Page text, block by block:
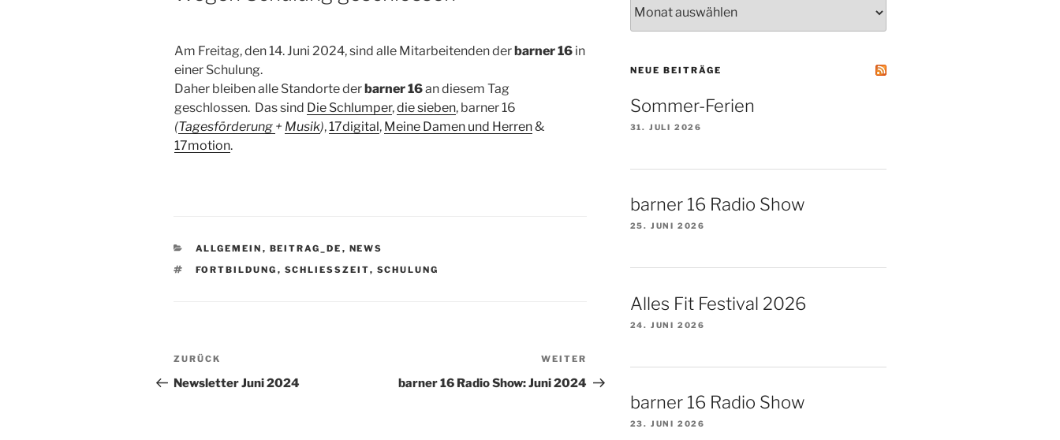
Am Freitag, den 14. Juni 2024, sind alle Mitarbeitenden der barner 16 in
einer Schulung.
Daher bleiben alle Standorte der barner 16an diesem Tag
geschlossen. Das sind Die Schlumper,die sieben, barner 16
(Tagesförderung + Musik),17digital, Meine Damen und Herren&
17motion.
KATEGORIEN
ALLGEMEIN , BEITRAG_DE , NEWS
SCHLAGWÖRTER
FORTBILDUNG , SCHLIESSZEIT , SCHULUNG
Beitragsnavigation
Vorheriger
Beitrag
ZURÜCK
Newsletter Juni 2024
Beitrag
WEITER
barner 16 Radio Show: Juni 2024
Archiv
NEUE BEITRÄGE
Sommer-Ferien
31. JULI 2026
barner 16 Radio Show
25. JUNI 2026
Alles Fit Festival 2026
24. JUNI 2026
barner 16 Radio Show
23. JUNI 2026